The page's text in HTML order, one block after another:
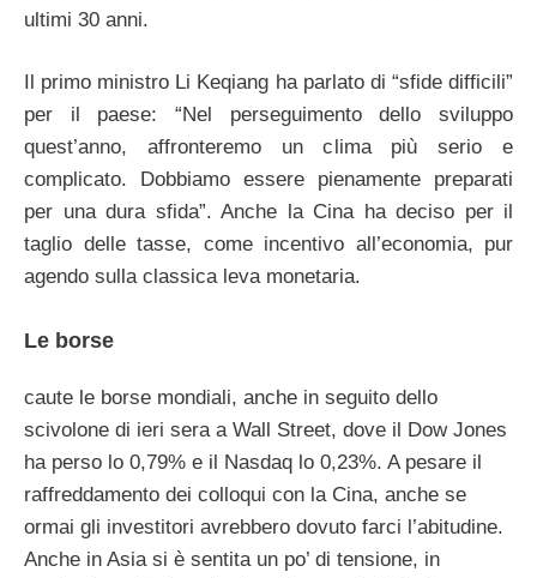
ultimi 30 anni.
Il primo ministro Li Keqiang ha parlato di “sfide difficili”
per il paese: “Nel perseguimento dello sviluppo
quest’anno, affronteremo un clima più serio e
complicato. Dobbiamo essere pienamente preparati
per una dura sfida”. Anche la Cina ha deciso per il
taglio delle tasse, come incentivo all’economia, pur
agendo sulla classica leva monetaria.
Le borse
caute le borse mondiali, anche in seguito dello
scivolone di ieri sera a Wall Street, dove il Dow Jones
ha perso lo 0,79% e il Nasdaq lo 0,23%. A pesare il
raffreddamento dei colloqui con la Cina, anche se
ormai gli investitori avrebbero dovuto farci l’abitudine.
Anche in Asia si è sentita un po’ di tensione, in